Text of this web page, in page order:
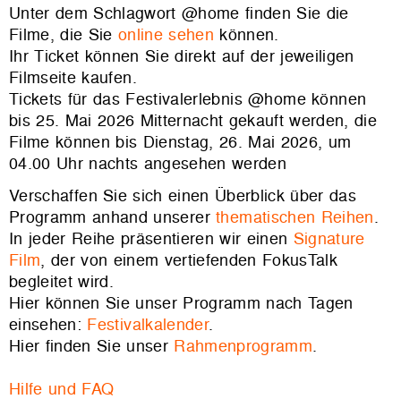
Unter dem Schlagwort @home finden Sie die
Filme, die Sie online sehen können.
Ihr Ticket können Sie direkt auf der jeweiligen
Filmseite kaufen.
Tickets für das Festivalerlebnis @home können
bis 25. Mai 2026 Mitternacht gekauft werden, die
Filme können bis Dienstag, 26. Mai 2026, um
04.00 Uhr nachts angesehen werden
Verschaffen Sie sich einen Überblick über das
Programm anhand unsererthematischen Reihen.
In jeder Reihe präsentieren wir einen Signature
Film, der von einem vertiefenden FokusTalk
begleitet wird.
Hier können Sie unser Programm nach Tagen
einsehen: Festivalkalender.
Hier finden Sie unser Rahmenprogramm.
Hilfe und FAQ